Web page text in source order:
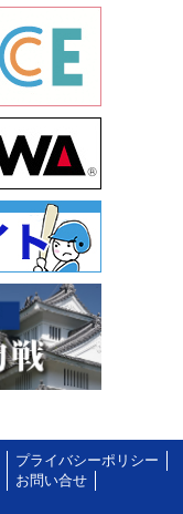
プライバシーポリシー
お問い合せ